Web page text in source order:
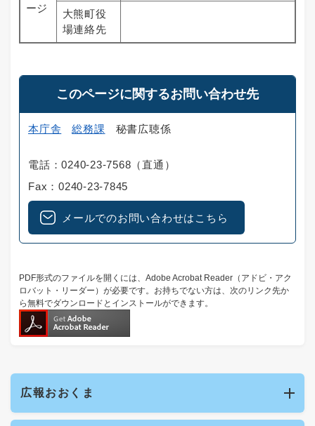
ージ
大熊町役
場連絡先
このページに関するお問い合わせ先
本庁舎 総務課 秘書広聴係
電話：0240-23-7568（直通）
Fax：0240-23-7845
メールでのお問い合わせはこちら
PDF形式のファイルを開くには、Adobe Acrobat Reader（アドビ・アク
ロバット・リーダー）が必要です。お持ちでない方は、次のリンク先か
ら無料でダウンロードとインストールができます。
広報おおくま